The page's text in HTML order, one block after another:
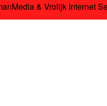
& Vrolijk Internet